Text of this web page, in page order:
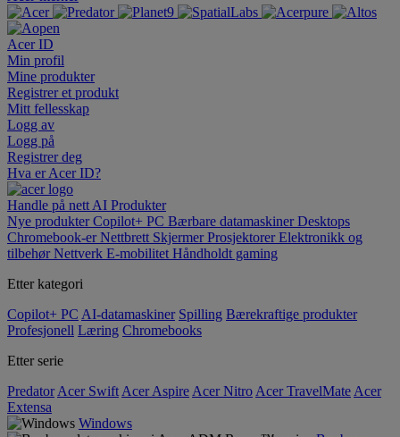
Acer ID
Min profil
Mine produkter
Registrer et produkt
Mitt fellesskap
Logg av
Logg på
Registrer deg
Hva er Acer ID?
Handle på nett AI Produkter
Nye produkterCopilot+ PC Bærbare datamaskinerDesktops
Chromebook-erNettbrett SkjermerProsjektorerElektronikk og
tilbehørNettverk E-mobilitet Håndholdt gaming
Etter kategori
Copilot+ PC AI-datamaskiner Spilling Bærekraftige produkter
Profesjonell Læring Chromebooks
Etter serie
Predator Acer Swift Acer Aspire Acer Nitro Acer TravelMate Acer
Extensa
Windows